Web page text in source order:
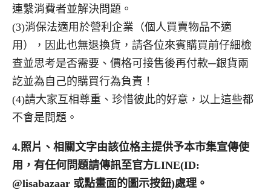
連繫消費者並解決問題。
(3)消保法適用於營利企業（個人買賣物品不適
用），因此也無退換貨，請各位來賓購買前仔細檢
查並思考是否需要、價格可接售後再付款─銀貨兩
訖並為自己的購買行為負責！
(4)請大家互相尊重、珍惜彼此的好意，以上這些都
不會是問題。
4.照片、相關文字由該位格主提供予本市集宣傳使
用，有任何問題請傳訊至官方LINE(ID:
@lisabazaar 或點畫面的圖示按鈕)處理。